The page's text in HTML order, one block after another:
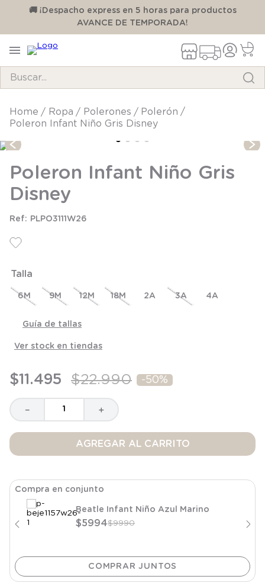
🚚 ¡Despacho express en 5 horas para productos
AVANCE DE TEMPORADA!
ropa polerones
polerón
Poleron Infant Niño Gris Disney
Poleron Infant Niño Gris
Disney
PLPO3111W26
Talla
6M 9M 12M 18M 2A 3A 4A
Guía de tallas
Ver stock en tiendas
$11 .495 $22.990 -50%
＋
－
AGREGAR AL CARRITO
Compra en conjunto
Beatle Infant Niño Azul Marino
$5994$9990
TÉRMINOS MÁS BUSCADOS
3.
zapatillas
4 .
body
5
manta
8.
9.
saco